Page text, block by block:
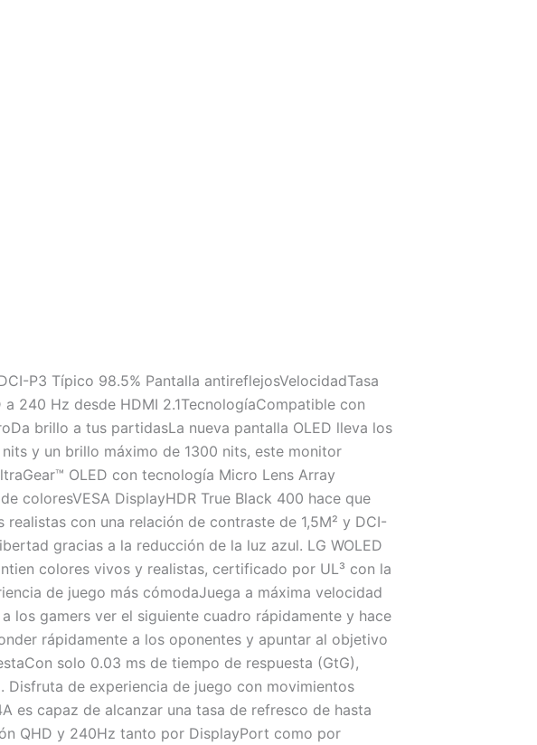
P3 Típico 98.5% Pantalla antireflejosVelocidadTasa
240 Hz desde HDMI 2.1TecnologíaCompatible con
brillo a tus partidasLa nueva pantalla OLED lleva los
y un brillo máximo de 1300 nits, este monitor
OLED con tecnología Micro Lens Array
coloresVESA DisplayHDR True Black 400 hace que
con una relación de contraste de 1,5M² y DCI-
gracias a la reducción de la luz azul. LG WOLED
colores vivos y realistas, certificado por UL³ con la
de juego más cómodaJuega a máxima velocidad
los gamers ver el siguiente cuadro rápidamente y hace
rápidamente a los oponentes y apuntar al objetivo
solo 0.03 ms de tiempo de respuesta (GtG),
de experiencia de juego con movimientos
es capaz de alcanzar una tasa de refresco de hasta
QHD y 240Hz tanto por DisplayPort como por